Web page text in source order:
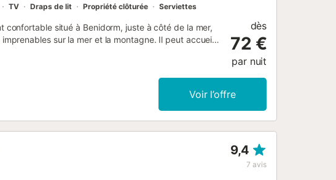
TV Draps de lit Propriété clôturée Serviettes
situé à Benidorm, juste à côté de la mer,
sur la mer et la montagne. Il peut accueillir
garantissant confort et intimité pendant votre
la climatisation et du chauffage pour maintenir une
d'une connexion WiFi haut débit par fibre, d'une
avec des appareils tels qu'un réfrigérateur, un lave-
un grille-pain et une bouilloire. Parmi ses
dans le même immeuble et est situé dans un
pour ceux qui recherchent la paix et la
dès
72 €
par nuit
Voir l’offre
9,4
7 avis